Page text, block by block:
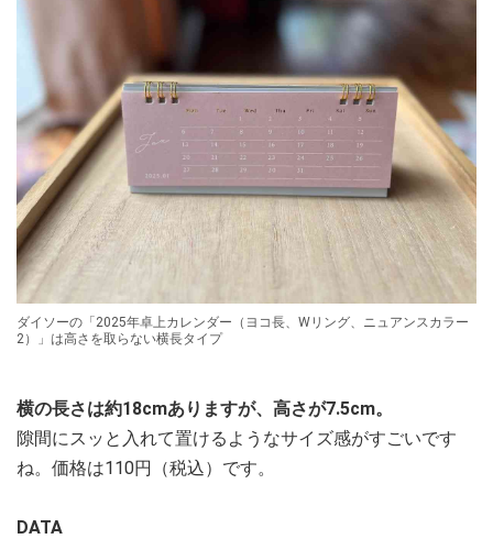
ダイソーの「2025年卓上カレンダー（ヨコ長、Wリング、ニュアンスカラー
2）」は高さを取らない横長タイプ
横の長さは約18cmありますが、高さが7.5cm。
隙間にスッと入れて置けるようなサイズ感がすごいです
ね。価格は110円（税込）です。
DATA